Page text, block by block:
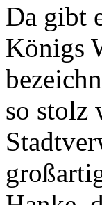
Da gibt
Königs
so stolz